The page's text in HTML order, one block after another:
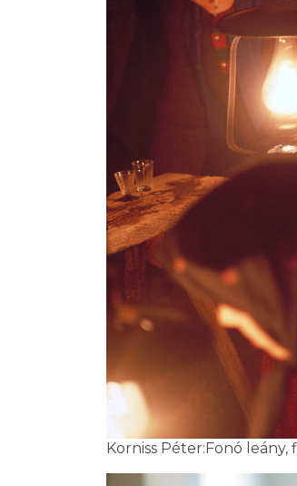
Korniss Péter:Fonó leány,